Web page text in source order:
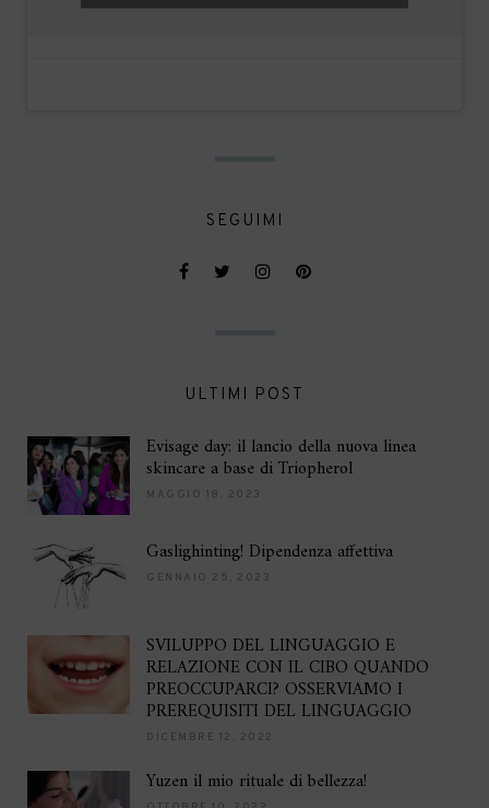
SEGUIMI
ULTIMI POST
Evisage day: il lancio della nuova linea
skincare a base di Triopherol
MAGGIO 18, 2023
Gaslighinting! Dipendenza affettiva
GENNAIO 25, 2023
SVILUPPO DEL LINGUAGGIO E
RELAZIONE CON IL CIBO QUANDO
PREOCCUPARCI? OSSERVIAMO I
PREREQUISITI DEL LINGUAGGIO
DICEMBRE 12, 2022
Yuzen il mio rituale di bellezza!